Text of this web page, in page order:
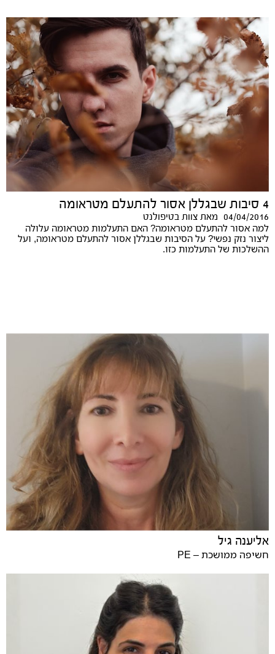
4 סיבות שבגללן אסור להתעלם מטראומה
04/04/2016 מאת צוות בטיפולנט
למה אסור להתעלם מטראומה? האם התעלמות מטראומה עלולה
ליצור נזק נפשי? על הסיבות שבגללן אסור להתעלם מטראומה, ועל
ההשלכות של התעלמות כזו.
אליענה גיל
חשיפה ממושכת – PE